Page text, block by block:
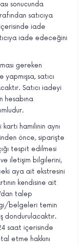
sonucunda
satıcıya
iade
iade edeceğini
gereken
satıcı
Satıcı iadeyi
hesabına
kartı hamilinin aynı
önce, siparişte
tespit edilmesi
iletişim bilgilerini,
aya ait ekstresini
kendisine ait
talep
belgeleri temin
dondurulacaktır.
saat içerisinde
etme hakkını